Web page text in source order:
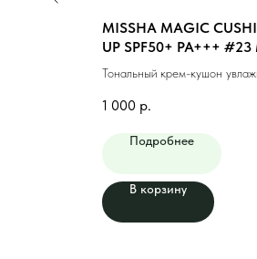
MISSHA MAGIC
UP SPF50+ PA+++ #23
BEIGE (15g)
Тональный крем-кушон
1 000 р.
Подробнее
В корзину